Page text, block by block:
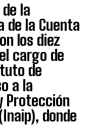
la
de la Cuenta
los diez
cargo de
de
a la
Protección
donde